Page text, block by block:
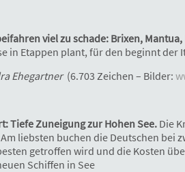
viel zu schade: Brixen,
in Etappen plant, für den beginnt
Ehegartner (6.703 Zeichen – Bilder:
Tiefe Zuneigung zur Hohen See. Die
liebsten buchen die Deutschen bei
getroffen wird und die Kosten
Schiffen in See